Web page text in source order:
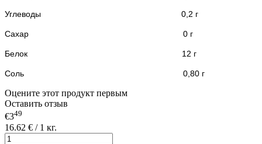
Углеводы 0,2 г
Сахар 0 г
Белок 12 г
Соль 0,80 г
Оцените этот продукт первым
Оставить отзыв
€349
16.62 € / 1 кг.